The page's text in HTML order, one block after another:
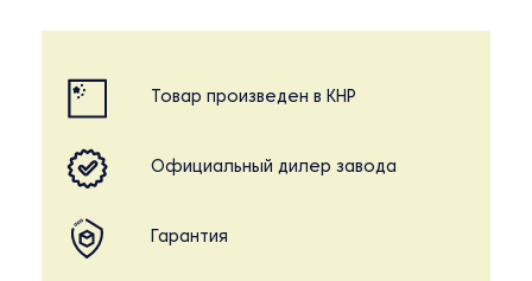
Товар произведен в КНР
Официальный дилер завода
Гарантия